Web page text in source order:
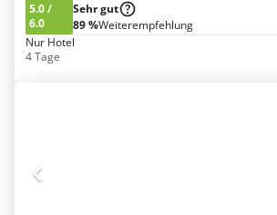
5.0/
6.0
Sehr gut
89 %Weiterempfehlung
Nur Hotel
4 Tage